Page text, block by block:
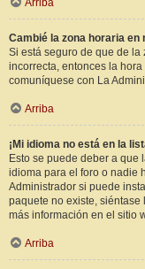
Arriba
Cambié la zona horaria en
Si está seguro de que de
incorrecta, entonces la
comuníquese con La
Arriba
¡Mi idioma no está en la
Esto se puede deber a que
idioma para el foro o nadie
Administrador si puede
paquete no existe,
más información en el sitio
Arriba